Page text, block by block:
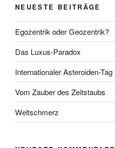
NEUESTE BEITRÄGE
Egozentrik oder Geozentrik?
Das Luxus-Paradox
Internationaler Asteroiden-Tag
Vom Zauber des Zeitstaubs
Weltschmerz